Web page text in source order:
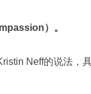
）。
Neff的说法，